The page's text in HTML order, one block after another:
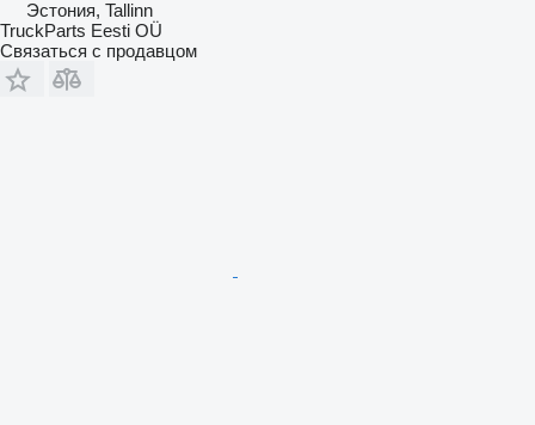
Эстония, Tallinn
TruckParts Eesti OÜ
Связаться с продавцом